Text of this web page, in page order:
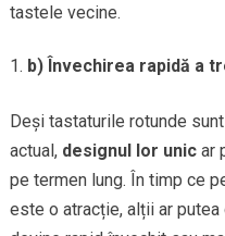
tastele vecine.
b) Învechirea rapidă a
Deși tastaturile rotunde
actual, designul lor unicar
pe termen lung. În timp ce
este o atracție, alții ar